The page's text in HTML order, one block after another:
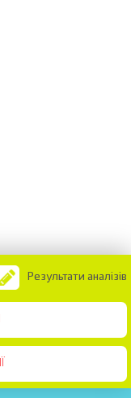
Результати аналізів